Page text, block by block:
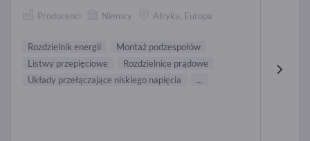
Producenci Niemcy Afryka, Europa
Rozdzielnik energii
Montaż podzespołów
Listwy przepięciowe
Rozdzielnice prądowe
Układy przełączające niskiego napięcia
...